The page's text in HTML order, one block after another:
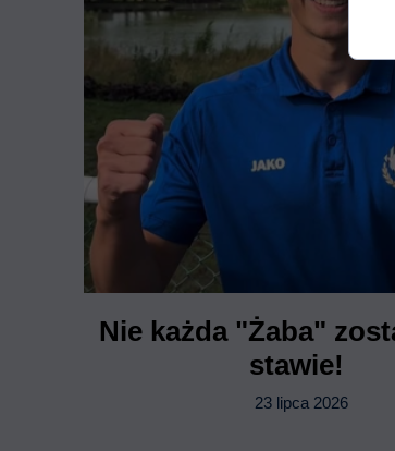
Nie każda "Żaba"
stawie!
23 lipca 2026